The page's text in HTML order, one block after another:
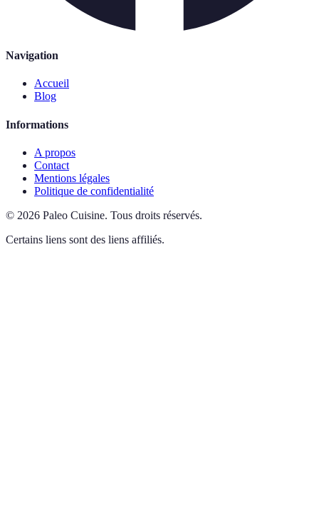
Navigation
Accueil
Blog
Informations
A propos
Contact
Mentions légales
Politique de confidentialité
© 2026 Paleo Cuisine. Tous droits réservés.
Certains liens sont des liens affiliés.